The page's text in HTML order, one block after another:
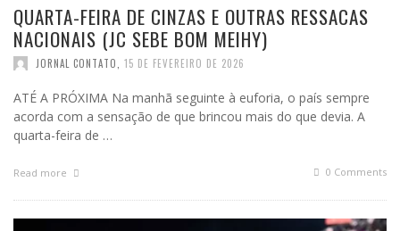
QUARTA-FEIRA DE CINZAS E OUTRAS RESSACAS
NACIONAIS (JC SEBE BOM MEIHY)
JORNAL CONTATO, 15 DE FEVEREIRO DE 2026
ATÉ A PRÓXIMA Na manhã seguinte à euforia, o país sempre
acorda com a sensação de que brincou mais do que devia. A
quarta-feira de …
Read more 0 Comments